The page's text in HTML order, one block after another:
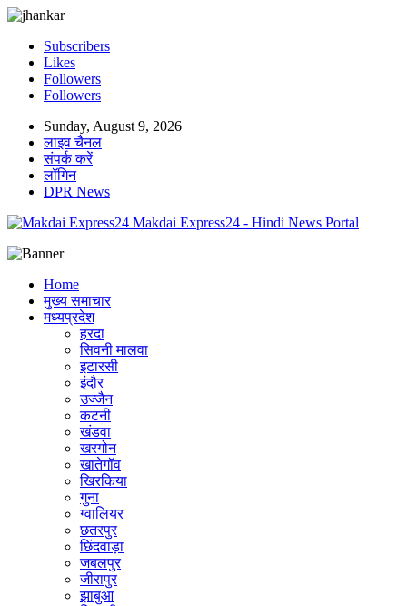
Subscribers
Likes
Followers
Followers
Sunday, August 9, 2026
लाइव चैनल
संपर्क करें
लॉगिन
DPR News
Makdai Express24 - Hindi News Portal
Home
मुख्य समाचार
मध्यप्रदेश
हरदा
सिवनी मालवा
इटारसी
इंदौर
उज्जैन
कटनी
खंडवा
खरगोन
खातेगॉव
खिरकिया
गुना
ग्वालियर
छतरपुर
छिंदवाड़ा
जबलपुर
जीरापुर
झाबुआ